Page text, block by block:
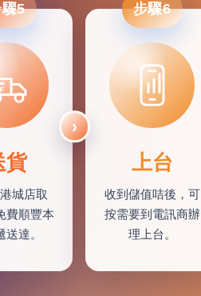
5
貨
城店取
費順豐本
送達。
步驟6
上台
收到儲值咭後，可
按需要到電訊商辦
理上台。